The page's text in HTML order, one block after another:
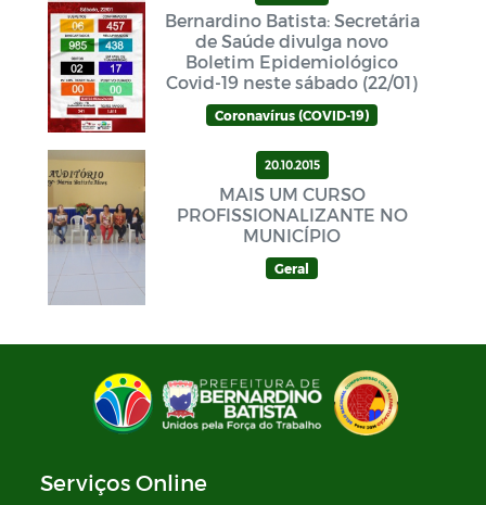
Bernardino Batista: Secretária
de Saúde divulga novo
Boletim Epidemiológico
Covid-19 neste sábado (22/01)
Coronavírus (COVID-19)
20.10.2015
MAIS UM CURSO
PROFISSIONALIZANTE NO
MUNICÍPIO
Geral
Serviços Online